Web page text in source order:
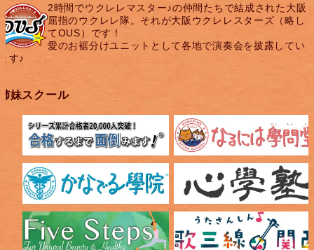
2時間でウクレレマスター♪の仲間たちで結成された大阪
屈指のウクレレ隊。それが大阪ウクレレスターズ（略し
てOUS）です！
愛のお裾分けユニットとして各地で演奏会を披露してい
す♪
妹スクール